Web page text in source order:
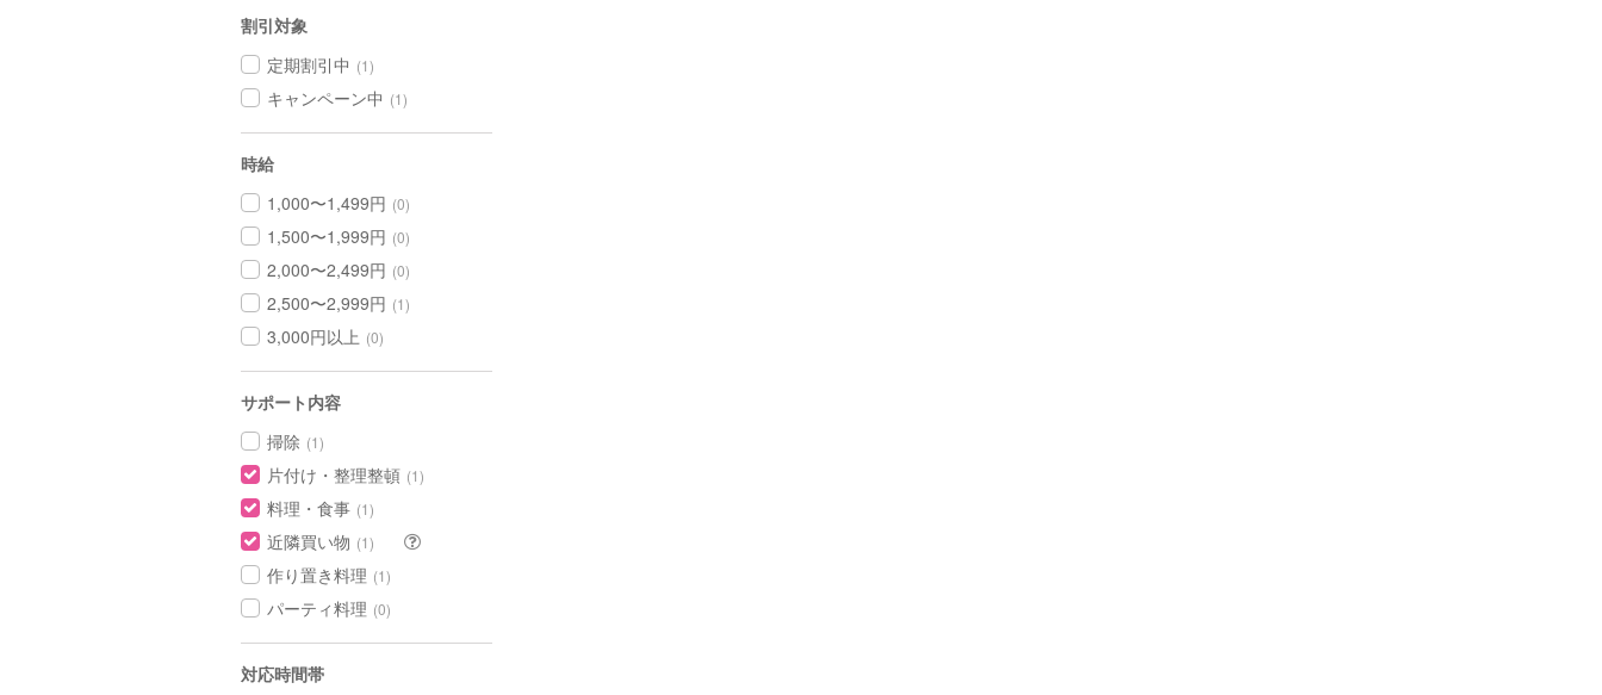
割引対象
定期割引中 (1)
キャンペーン中 (1)
時給
1,000〜1,499円 (0)
1,500〜1,999円 (0)
2,000〜2,499円 (0)
2,500〜2,999円 (1)
3,000円以上 (0)
サポート内容
掃除 (1)
片付け・整理整頓 (1)
料理・食事 (1)
近隣買い物 (1)
作り置き料理 (1)
パーティ料理 (0)
対応時間帯